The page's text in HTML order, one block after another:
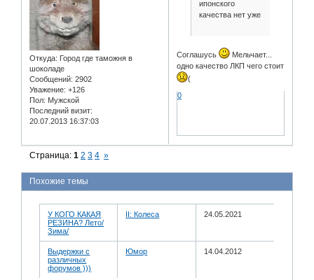
Откуда: Город где таможня в
шоколаде
Сообщений: 2902
Уважение: +126
Пол: Мужской
Последний визит:
20.07.2013 16:37:03
ипонского
качества нет уже
Соглашусь
Мельчает...
одно качество ЛКП чего стоит
(
0
Страница:1 2 3 4 »
Похожие темы
У КОГО КАКАЯ
РЕЗИНА? Лето/
Зима/
II: Колеса 24.05.2021
Выдержки с
различных
форумов )))
Юмор 14.04.2012